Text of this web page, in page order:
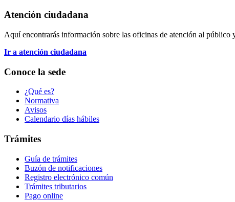
Atención ciudadana
Aquí encontrarás información sobre las oficinas de atención al público
Ir a atención ciudadana
Conoce la sede
¿Qué es?
Normativa
Avisos
Calendario días hábiles
Trámites
Guía de trámites
Buzón de notificaciones
Registro electrónico común
Trámites tributarios
Pago online